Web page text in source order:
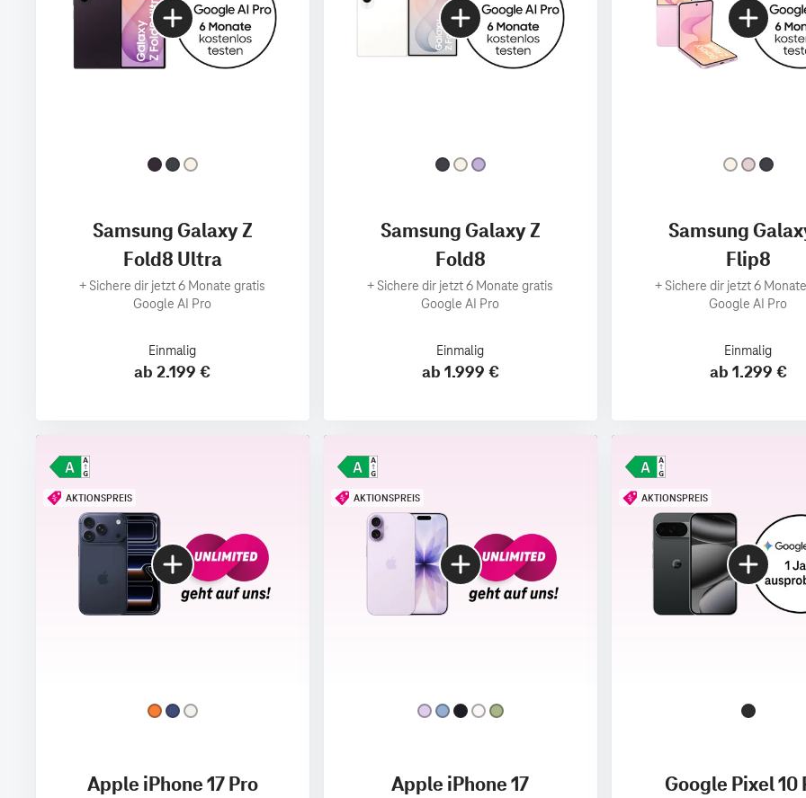
Samsung Galaxy Z
Fold8 Ultra
+Sichere dir jetzt 6 Monate gratis
Google AI Pro
Einmalig
ab 2.199 €
Samsung Galaxy Z
Fold8
+Sichere dir jetzt 6 Monate gratis
Google AI Pro
Einmalig
ab 1.999 €
Samsung
Flip8
+Sichere dir jetzt 6
Google AI Pro
Einmalig
ab 1.299 €
AKTIONSPREIS
Apple iPhone 17 Pro
AKTIONSPREIS
Apple iPhone 17
AKTIONSPREIS
Google Pixel 10